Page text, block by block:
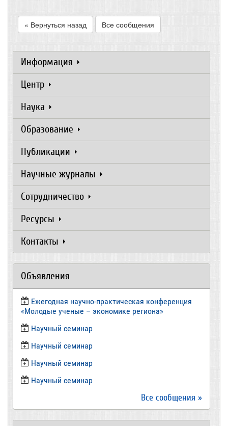
« Вернуться назад Все сообщения
Информация
Центр
Наука
Образование
Публикации
Научные журналы
Сотрудничество
Ресурсы
Контакты
Объявления
Ежегодная научно-практическая конференция
«Молодые ученые – экономике региона»
​Научный семинар
​Научный семинар
Научный семинар
​Научный семинар
Все сообщения »